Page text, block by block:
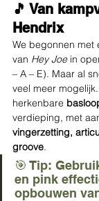
🎵 Van
Hendrix
We begonnen met
van Hey Joe in
– A – E). Maar al
veel meer
herkenbare
verdieping, met
vingerzetting,
groove.
🎯 Tip:
en pink
opbouwen